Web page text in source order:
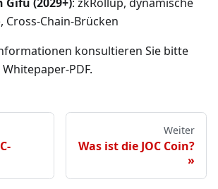
Cross-Chain-Brücken
konsultieren Sie bitte
PDF.
Weiter
Was ist die JOC Coin?